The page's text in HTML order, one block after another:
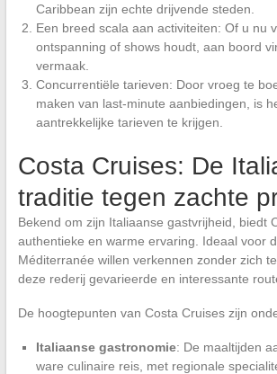
Caribbean zijn echte drijvende steden.
Een breed scala aan activiteiten: Of u nu
ontspanning of shows houdt, aan boord
vermaak.
Concurrentiële tarieven: Door vroeg te
maken van last-minute aanbiedingen, is
aantrekkelijke tarieven te krijgen.
Costa Cruises: De
traditie tegen zachte
Bekend om zijn Italiaanse gastvrijheid, biedt
authentieke en warme ervaring. Ideaal voor
Méditerranée willen verkennen zonder zich
deze rederij gevarieerde en interessante
De hoogtepunten van Costa Cruises zijn
Italiaanse gastronomie: De maaltijden
ware culinaire reis, met regionale